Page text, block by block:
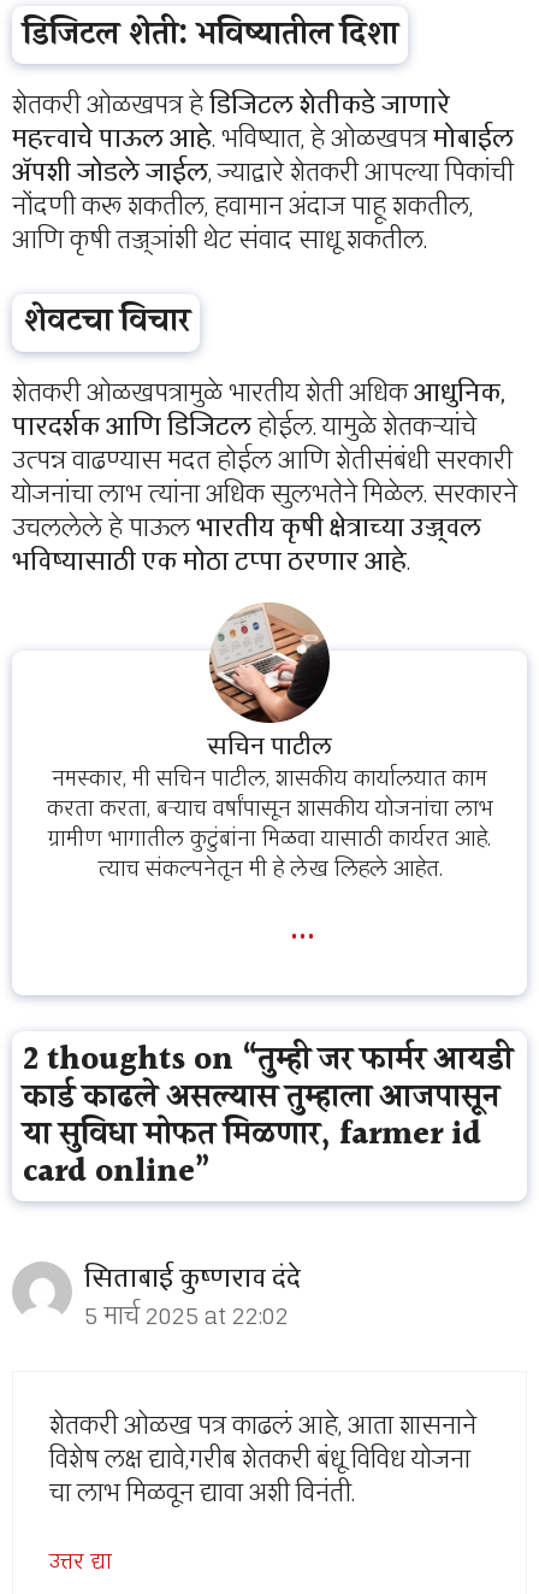
डिजिटल शेती: भविष्यातील दिशा
शेतकरी ओळखपत्र हेडिजिटल शेतीकडे जाणारे
महत्त्वाचे पाऊल आहे. भविष्यात, हे ओळखपत्रमोबाईल
अ‍ॅपशी जोडले जाईल, ज्याद्वारे शेतकरी आपल्या पिकांची
नोंदणी करू शकतील, हवामान अंदाज पाहू शकतील,
आणि कृषी तज्ज्ञांशी थेट संवाद साधू शकतील.
शेवटचा विचार
शेतकरी ओळखपत्रामुळे भारतीय शेती अधिकआधुनिक,
पारदर्शक आणि डिजिटलहोईल. यामुळे शेतकऱ्यांचे
उत्पन्न वाढण्यास मदत होईल आणि शेतीसंबंधी सरकारी
योजनांचा लाभ त्यांना अधिक सुलभतेने मिळेल. सरकारने
उचललेले हे पाऊलभारतीय कृषी क्षेत्राच्या उज्ज्वल
भविष्यासाठी एक मोठा टप्पा ठरणार आहे.
सचिन पाटील
नमस्कार, मी सचिन पाटील, शासकीय कार्यालयात काम
करता करता, बऱ्याच वर्षांपासून शासकीय योजनांचा लाभ
ग्रामीण भागातील कुटुंबांना मिळवा यासाठी कार्यरत आहे.
त्याच संकल्पनेतून मी हे लेख लिहले आहेत.
...
2 thoughts on “तुम्ही जर फार्मर आयडी
कार्ड काढले असल्यास तुम्हाला आजपासून
या सुविधा मोफत मिळणार, farmer id
card online”
सिताबाई कुष्णराव दंदे
5 मार्च 2025 at 22:02
शेतकरी ओळख पत्र काढलं आहे, आता शासनाने
विशेष लक्ष द्यावे,गरीब शेतकरी बंधू विविध योजना
चा लाभ मिळवून द्यावा अशी विनंती.
उत्तर द्या